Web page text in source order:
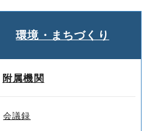
環境・まちづくり
附属機関
会議録